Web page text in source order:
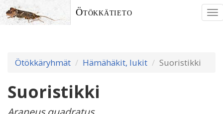
Ötökkätieto
Ötökkäryhmät Hämähäkit, lukit Suoristikki
Suoristikki